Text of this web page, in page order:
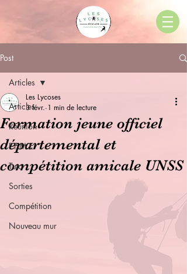
Post
Articles
Réunion
F.F.M.E
Tuto
Sorties
Compétition
Nouveau mur
Articles
Formation jeune officiel
départemental et
compétition amicale UNSS
Les Lycoses
3 févr. 1 min de lecture